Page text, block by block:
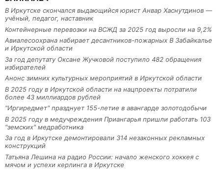
В Иркутске скончался выдающийся юрист Анвар Хаснутдинов —
учёный, педагог, наставник
Контейнерные перевозки на ВСЖД за 2025 год выросли на 9,2%
Авиалесоохрана набирает десантников-пожарных В Забайкалье
и Иркутской области
За год депутату Оксане Жучковой поступило 482 обращения
избирателей
Анонс зимних культурных мероприятий в Иркутской области
В 2025 году в Иркутской области на нацпроекты потратили
более 43 миллиардов рублей
"Иргиредмет" празднует 155-летие в авангарде золотодобычи
В 2025 году в медучреждения Приангарья пришли работать 103
"земских" медработника
За год в Иркутске демонтировали 314 незаконных рекламных
конструкций
Татьяна Лешина на радио России: начало женского хоккея с
мячом и успехи керлинга в Иркутске